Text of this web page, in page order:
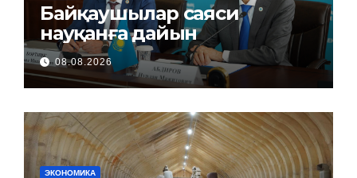
Байқаушылар саяси
науқанға дайын
08.08.2026
ЭКОНОМИКА